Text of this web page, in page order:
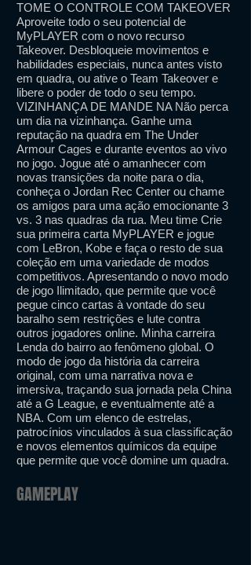
TOME O CONTROLE COM TAKEOVER
Aproveite todo o seu potencial de
MyPLAYER com o novo recurso
Takeover. Desbloqueie movimentos e
habilidades especiais, nunca antes visto
em quadra, ou ative o Team Takeover e
libere o poder de todo o seu tempo.
VIZINHANÇA DE MANDE NA Não perca
um dia na vizinhança. Ganhe uma
reputação na quadra em The Under
Armour Cages e durante eventos ao vivo
no jogo. Jogue até o amanhecer com
novas transições da noite para o dia,
conheça o Jordan Rec Center ou chame
os amigos para uma ação emocionante 3
vs. 3 nas quadras da rua. Meu time Crie
sua primeira carta MyPLAYER e jogue
com LeBron, Kobe e faça o resto de sua
coleção em uma variedade de modos
competitivos. Apresentando o novo modo
de jogo Ilimitado, que permite que você
pegue cinco cartas à vontade do seu
baralho sem restrições e lute contra
outros jogadores online. Minha carreira
Lenda do bairro ao fenômeno global. O
modo de jogo da história da carreira
original, com uma narrativa nova e
imersiva, traçando sua jornada pela China
até a G League, e eventualmente até a
NBA. Com um elenco de estrelas,
patrocínios vinculados à sua classificação
e novos elementos químicos da equipe
que permite que você domine um quadra.
GAMEPLAY